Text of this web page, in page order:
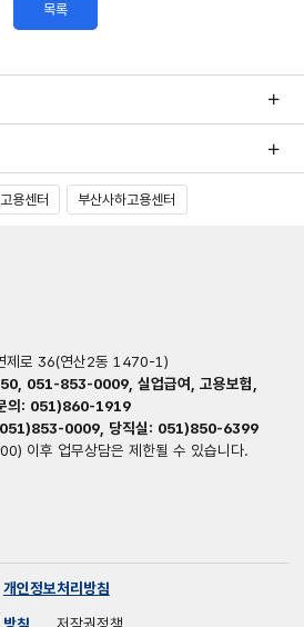
목록
용센터 부산사하고용센터
제로 36(연산2동 1470-1)
051-853-0009, 실업급여, 고용보험,
의: 051)860-1919
051)853-0009, 당직실: 051)850-6399
이후 업무상담은 제한될 수 있습니다.
개인정보처리방침